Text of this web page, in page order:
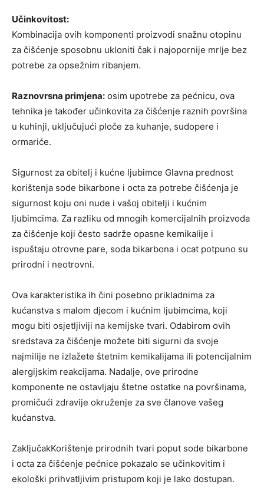
Učinkovitost:
Kombinacija ovih komponenti proizvodi snažnu otopinu
za čišćenje sposobnu ukloniti čak i najopornije mrlje bez
potrebe za opsežnim ribanjem.
Raznovrsna primjena: osim upotrebe za pećnicu, ova
tehnika je također učinkovita za čišćenje raznih površina
u kuhinji, uključujući ploče za kuhanje, sudopere i
ormariće.
Sigurnost za obitelj i kućne ljubimce Glavna prednost
korištenja sode bikarbone i octa za potrebe čišćenja je
sigurnost koju oni nude i vašoj obitelji i kućnim
ljubimcima. Za razliku od mnogih komercijalnih proizvoda
za čišćenje koji često sadrže opasne kemikalije i
ispuštaju otrovne pare, soda bikarbona i ocat potpuno su
prirodni i neotrovni.
Ova karakteristika ih čini posebno prikladnima za
kućanstva s malom djecom i kućnim ljubimcima, koji
mogu biti osjetljiviji na kemijske tvari. Odabirom ovih
sredstava za čišćenje možete biti sigurni da svoje
najmilije ne izlažete štetnim kemikalijama ili potencijalnim
alergijskim reakcijama. Nadalje, ove prirodne
komponente ne ostavljaju štetne ostatke na površinama,
promičući zdravije okruženje za sve članove vašeg
kućanstva.
ZaključakKorištenje prirodnih tvari poput sode bikarbone
i octa za čišćenje pećnice pokazalo se učinkovitim i
ekološki prihvatljivim pristupom koji je lako dostupan.